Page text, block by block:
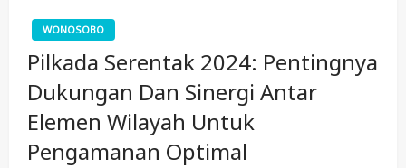
WONOSOBO
Pilkada Serentak 2024: Pentingnya
Dukungan Dan Sinergi Antar
Elemen Wilayah Untuk
Pengamanan Optimal